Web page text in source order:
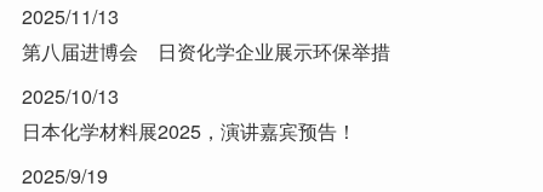
2025/11/13
第八届进博会 日资化学企业展示环保举措
2025/10/13
日本化学材料展2025，演讲嘉宾预告！
2025/9/19